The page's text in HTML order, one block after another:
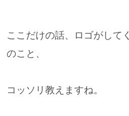
ここだけの話、ロゴがして
のこと、
コッソリ教えますね。